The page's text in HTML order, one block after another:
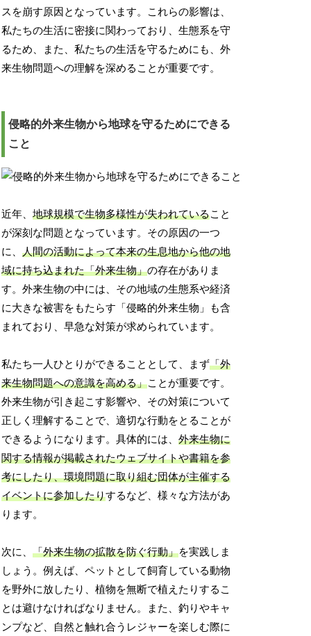
スを崩す原因となっています。これらの影響は、
私たちの生活に密接に関わっており、生態系を守
るため、また、私たちの生活を守るためにも、外
来生物問題への理解を深めることが重要です。
侵略的外来生物から地球を守るためにできる
こと
近年、地球規模で生物多様性が失われていること
が深刻な問題となっています。その原因の一つ
に、人間の活動によって本来の生息地から他の地
域に持ち込まれた「外来生物」の存在がありま
す。外来生物の中には、その地域の生態系や経済
に大きな被害をもたらす「侵略的外来生物」も含
まれており、早急な対策が求められています。
私たち一人ひとりができることとして、まず「外
来生物問題への意識を高める」ことが重要です。
外来生物が引き起こす影響や、その対策について
正しく理解することで、適切な行動をとることが
できるようになります。具体的には、外来生物に
関する情報が掲載されたウェブサイトや書籍を参
考にしたり、環境問題に取り組む団体が主催する
イベントに参加したりするなど、様々な方法があ
ります。
次に、「外来生物の拡散を防ぐ行動」を実践しま
しょう。例えば、ペットとして飼育している動物
を野外に放したり、植物を無断で植えたりするこ
とは避けなければなりません。また、釣りやキャ
ンプなど、自然と触れ合うレジャーを楽しむ際に